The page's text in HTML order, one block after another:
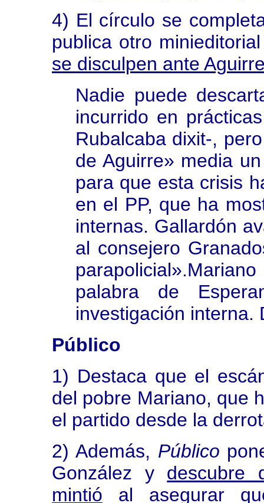
4) El círculo se
publica otro
se disculpen ante
Nadie puede
incurrido en
Rubalcaba dixit-,
de Aguirre» media
para que esta crisis
en el PP, que ha
internas. Gallardón
al consejero
palabra de
investigación interna.
Público
1) Destaca que el
del pobre Mariano, que
el partido desde la
2) Además, Público
González y descubre
mintió al asegurar